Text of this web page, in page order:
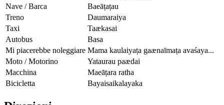
Nave / Barca
Baeāṭaṭau
Treno
Daumaraiya
Taxi
Taækasai
Autobus
Basa
Mi piacerebbe noleggiare Mama kaulaiyaṭa gaænaīmaṭa avaśaya...
Moto / Motorino
Yataurau paædai
Macchina
Maeāṭara ratha
Bicicletta
Bayaisaikalayaka